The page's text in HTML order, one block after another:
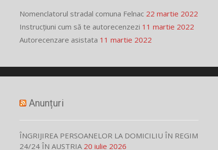
Nomenclatorul stradal comuna Felnac 22 martie 2022
Instrucțiuni cum să te autorecenzezi 11 martie 2022
Autorecenzare asistata 11 martie 2022
Anunțuri
ÎNGRIJIREA PERSOANELOR LA DOMICILIU ÎN REGIM
24/24 ÎN AUSTRIA 20 iulie 2026